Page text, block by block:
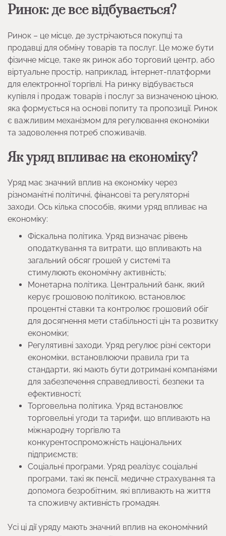
Ринок: де все відбувається?
Ринок – це місце, де зустрічаються покупці та
продавці для обміну товарів та послуг. Це може бути
фізичне місце, таке як ринок або торговий центр, або
віртуальне простір, наприклад, інтернет-платформи
для електронної торгівлі. На ринку відбувається
купівля і продаж товарів і послуг за визначеною ціною,
яка формується на основі попиту та пропозиції. Ринок
є важливим механізмом для регулювання економіки
та задоволення потреб споживачів.
Як уряд впливає на економіку?
Уряд має значний вплив на економіку через
різноманітні політичні, фінансові та регуляторні
заходи. Ось кілька способів, якими уряд впливає на
економіку:
Фіскальна політика. Уряд визначає рівень
оподаткування та витрати, що впливають на
загальний обсяг грошей у системі та
стимулюють економічну активність;
Монетарна політика. Центральний банк, який
керує грошовою політикою, встановлює
процентні ставки та контролює грошовий обіг
для досягнення мети стабільності цін та розвитку
економіки;
Регулятивні заходи. Уряд регулює різні сектори
економіки, встановлюючи правила гри та
стандарти, які мають бути дотримані компаніями
для забезпечення справедливості, безпеки та
ефективності;
Торговельна політика. Уряд встановлює
торговельні угоди та тарифи, що впливають на
міжнародну торгівлю та
конкурентоспроможність національних
підприємств;
Соціальні програми. Уряд реалізує соціальні
програми, такі як пенсії, медичне страхування та
допомога безробітним, які впливають на життя
та споживчу активність громадян.
Усі ці дії уряду мають значний вплив на економічний